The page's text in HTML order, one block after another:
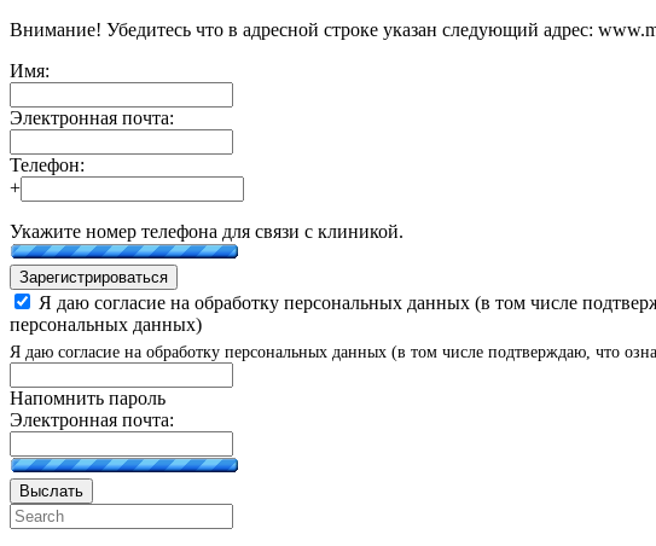
Внимание! Убедитесь что в адресной строке указан следующий адрес:
Имя:
Электронная почта:
Телефон:
+
Укажите номер телефона для связи с клиникой.
Зарегистрироваться
Я даю согласие на обработку персональных данных (в том числе
персональных данных)
Я даю согласие на обработку персональных данных (в том числе подтверждаю, что
Напомнить пароль
Электронная почта:
Выслать